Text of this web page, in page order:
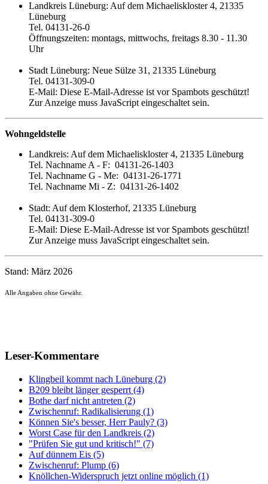
Landkreis Lüneburg: Auf dem Michaeliskloster 4, 21335
Lüneburg
Tel. 04131-26-0
Öffnungszeiten: montags, mittwochs, freitags 8.30 - 11.30
Uhr
Stadt Lüneburg: Neue Sülze 31, 21335 Lüneburg
Tel. 04131-309-0
E-Mail: Diese E-Mail-Adresse ist vor Spambots geschützt!
Zur Anzeige muss JavaScript eingeschaltet sein.
Wohngeldstelle
Landkreis: Auf dem Michaeliskloster 4, 21335 Lüneburg
Tel. Nachname A - F: 04131-26-1403
Tel. Nachname G - Me: 04131-26-1771
Tel. Nachname Mi - Z: 04131-26-1402
Stadt: Auf dem Klosterhof, 21335 Lüneburg
Tel. 04131-309-0
E-Mail: Diese E-Mail-Adresse ist vor Spambots geschützt!
Zur Anzeige muss JavaScript eingeschaltet sein.
Stand: März 2026
Alle Angaben ohne Gewähr.
Leser-Kommentare
Klingbeil kommt nach Lüneburg (2)
B209 bleibt länger gesperrt (4)
Bothe darf nicht antreten (2)
Zwischenruf: Radikalisierung (1)
Können Sie's besser, Herr Pauly? (3)
Worst Case für den Landkreis (2)
"Prüfen Sie gut und kritisch!" (7)
Auf dünnem Eis (5)
Zwischenruf: Plump (6)
Knöllchen-Widerspruch jetzt online möglich (1)